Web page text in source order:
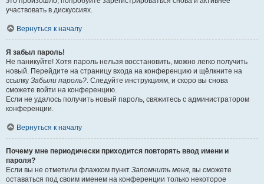
участвовать в дискуссиях.
Вернуться к началу
Я забыл пароль!
Не паникуйте! Хотя пароль нельзя восстановить, можно легко получить
новый. Перейдите на страницу входа на конференцию и щёлкните на
ссылку Забыли пароль?. Следуйте инструкциям, и скоро вы снова
сможете войти на конференцию.
Если не удалось получить новый пароль, свяжитесь с администратором
конференции.
Вернуться к началу
Почему мне периодически приходится повторять ввод имени и
пароля?
Если вы не отметили флажком пункт Запомнить меня, вы сможете
оставаться под своим именем на конференции только некоторое